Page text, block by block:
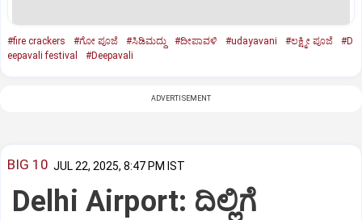
#fire crackers #ಗೋ ಪೂಜೆ #ಸಿಡಿಮದ್ದು #ದೀಪಾವಳಿ #udayavani #ಲಕ್ಷ್ಮೀ ಪೂಜೆ
#D
eepavali festival
#Deepavali
ADVERTISEMENT
BIG 10 JUL 22, 2025, 8:47 PM IST
Delhi Airport: ದಿಲ್ಲಿಗೆ